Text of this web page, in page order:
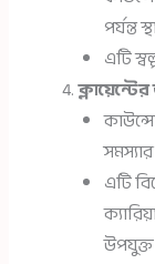
পর্যন্ত
এটি
এটি